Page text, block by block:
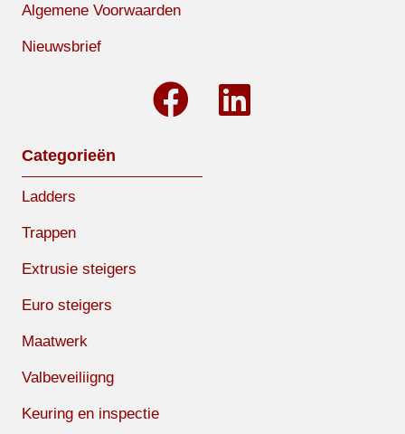
Algemene Voorwaarden
Nieuwsbrief
Categorieën
Ladders
Trappen
Extrusie steigers
Euro steigers
Maatwerk
Valbeveiliigng
Keuring en inspectie